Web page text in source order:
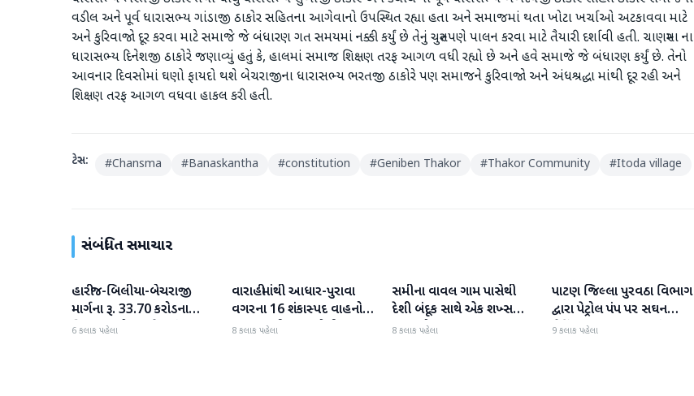
વડીલ અને પૂર્વ ધારાસભ્ય ગાંડાજી ઠાકોર સહિતના આગેવાનો ઉપસ્થિત રહ્યા હતા અને સમાજમાં થતા ખોટા ખર્ચાઓ અટકાવવા માટે
અને કુરિવાજો દૂર કરવા માટે સમાજે જે બંધારણ ગત સમયમાં નક્કી કર્યું છે તેનું ચુસ્તપણે પાલન કરવા માટે તૈયારી દર્શાવી હતી. ચાણસ્મા ના
ધારાસભ્ય દિનેશજી ઠાકોરે જણાવ્યું હતું કે, હાલમાં સમાજ શિક્ષણ તરફ આગળ વધી રહ્યો છે અને હવે સમાજે જે બંધારણ કર્યું છે. તેનો
આવનાર દિવસોમાં ઘણો ફાયદો થશે બેચરાજીના ધારાસભ્ય ભરતજી ઠાકોરે પણ સમાજને કુરિવાજો અને અંધશ્રદ્ધા માંથી દૂર રહી અને
શિક્ષણ તરફ આગળ વધવા હાકલ કરી હતી.
ટેગ્સ: #Chansma #Banaskantha #constitution #Geniben Thakor #Thakor Community #Itoda village
સંબંધિત સમાચાર
પાટણ
હારીજ-બિલીયા-બેચરાજી
માર્ગના રૂ. 33.70 કરોડના
વિકાસ કામો પૂરજોશમાં
6 કલાક પહેલા
પાટણ
વારાહીમાંથી આધાર-પુરાવા
વગરના 16 શંકાસ્પદ વાહનો
જપ્ત કરતી LCB પોલીસ
8 કલાક પહેલા
પાટણ
સમીના વાવલ ગામ પાસેથી
દેશી બંદૂક સાથે એક શખ્સ
ઝડપાયો
8 કલાક પહેલા
પાટણ
પાટણ જિલ્લા પુરવઠા વિભાગ
દ્વારા પેટ્રોલ પંપ પર સઘન
ચેકિંગ સઘન હાથ ધરાયું
9 કલાક પહેલા